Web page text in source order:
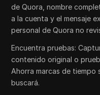
de Quora, nombre
a la cuenta y el mensaje
personal de Quora no
Encuentra pruebas:
contenido original o
Ahorra marcas de tiempo
buscará.